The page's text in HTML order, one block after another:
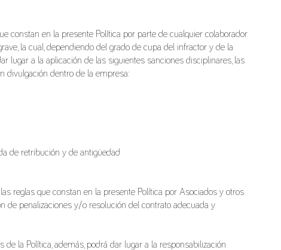
constan en la presente Política por parte de cualquier colaborador
la cual, dependiendo del grado de cupa del infractor y de la
lugar a la aplicación de las siguientes sanciones disciplinares, las
divulgación dentro de la empresa:
de retribución y de antigüedad
reglas que constan en la presente Política por Asociados y otros
de penalizaciones y/o resolución del contrato adecuada y
la Política, además, podrá dar lugar a la responsabilización